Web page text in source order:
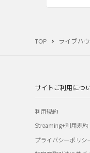
TOP ライブハ
サイトご利用につ
利用規約
Streaming+利用規約
プライバシーポリシ